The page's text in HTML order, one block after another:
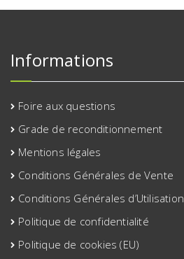
Informations
Foire aux questions
Grade de reconditionnement
Mentions légales
Conditions Générales de Vente
Conditions Générales d’Utilisation
Politique de confidentialité
Politique de cookies (EU)